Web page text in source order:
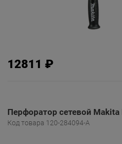
12811 ₽
Перфоратор сетевой
Код товара 120-284094-A